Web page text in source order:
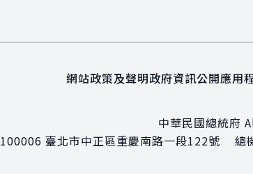
網站政策及聲明政府資訊公開應用
中華民國總統府
100006 臺北市中正區重慶南路一段122號 總